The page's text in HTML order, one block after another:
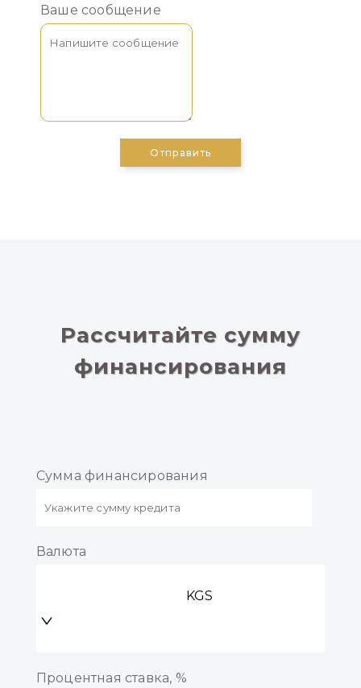
Ваше сообщение
Отправить
Расcчитайте сумму
финансирования
Сумма финансирования
Валюта
KGS
Процентная ставка, %